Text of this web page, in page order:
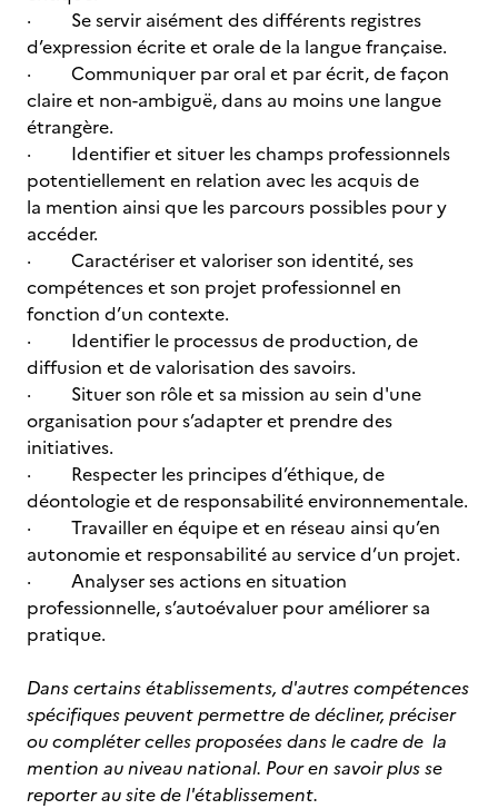
· Se servir aisément des différents registres
d’expression écrite et orale de la langue française.
· Communiquer par oral et par écrit, de façon
claire et non-ambiguë, dans au moins une langue
étrangère.
· Identifier et situer les champs professionnels
potentiellement en relation avec les acquis de
la mention ainsi que les parcours possibles pour y
accéder.
· Caractériser et valoriser son identité, ses
compétences et son projet professionnel en
fonction d’un contexte.
· Identifier le processus de production, de
diffusion et de valorisation des savoirs.
· Situer son rôle et sa mission au sein d'une
organisation pour s’adapter et prendre des
initiatives.
· Respecter les principes d’éthique, de
déontologie et de responsabilité environnementale.
· Travailler en équipe et en réseau ainsi qu’en
autonomie et responsabilité au service d’un projet.
· Analyser ses actions en situation
professionnelle, s’autoévaluer pour améliorer sa
pratique.
Dans certains établissements, d'autres compétences
spécifiques peuvent permettre de décliner, préciser
ou compléter celles proposées dans le cadre de la
mention au niveau national. Pour en savoir plus se
reporter au site de l'établissement.